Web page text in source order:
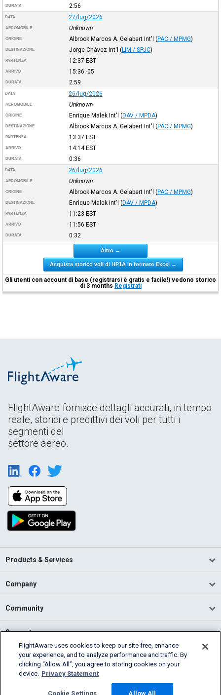
DURATA 2:56
DATA 27/lug/2026
AEROMOBILE Unknown
ORIGINE Albrook Marcos A. Gelabert Int'l (PAC / MPMG)
DESTINAZIONE Jorge Chávez Int'l (LIM / SPJC)
PARTENZA 12:37 EST
ARRIVO 15:36 -05
DURATA 2:59
DATA 26/lug/2026
AEROMOBILE Unknown
ORIGINE Enrique Malek Int'l (DAV / MPDA)
DESTINAZIONE Albrook Marcos A. Gelabert Int'l (PAC / MPMG)
PARTENZA 13:37 EST
ARRIVO 14:14 EST
DURATA 0:36
DATA 26/lug/2026
AEROMOBILE Unknown
ORIGINE Albrook Marcos A. Gelabert Int'l (PAC / MPMG)
DESTINAZIONE Enrique Malek Int'l (DAV / MPDA)
PARTENZA 11:23 EST
ARRIVO 11:56 EST
DURATA 0:32
Altro →
Acquista storico voli di HP1A in formato Excel →
Gli utenti con account di base (registrarsi è gratis e facile!) vedono storico
di 3 months Registrati
FlightAware fornisce dettagli accurati, in tempo
reale, storici e predittivi dei voli per tutti i
segmenti del
settore aereo.
Products & Services
Company
Community
Support
English (USA)
2026 FlightAware
Cookie Settings
FlightAware uses cookies to keep our site free, enhance
your experience, and to analyze performance and traffic. By
clicking “Allow All”, you agree to storing cookies on your
device. Privacy Statement
Cookie Settings Allow All